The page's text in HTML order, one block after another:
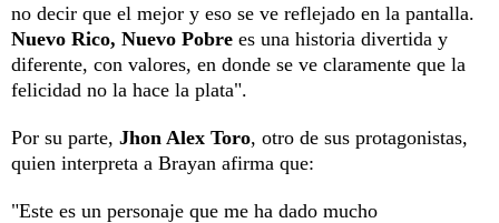
no decir que el mejor y eso se ve reflejado en la pantalla.
Nuevo Rico, Nuevo Pobre es una historia divertida y
diferente, con valores, en donde se ve claramente que la
felicidad no la hace la plata".
Por su parte, Jhon Alex Toro, otro de sus protagonistas,
quien interpreta a Brayan afirma que:
"Este es un personaje que me ha dado mucho